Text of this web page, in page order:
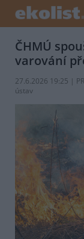
ČHMÚ
varování
27.6.2026 19:25 |
ústav